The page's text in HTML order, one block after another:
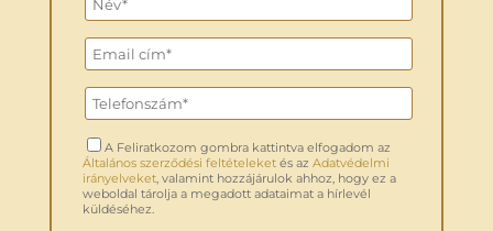
A Feliratkozom gombra kattintva elfogadom az
Általános szerződési feltételeketés az Adatvédelmi
irányelveket, valamint hozzájárulok ahhoz, hogy ez a
weboldal tárolja a megadott adataimat a hírlevél
küldéséhez.